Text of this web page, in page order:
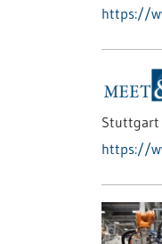
https://
Stuttgart
https://